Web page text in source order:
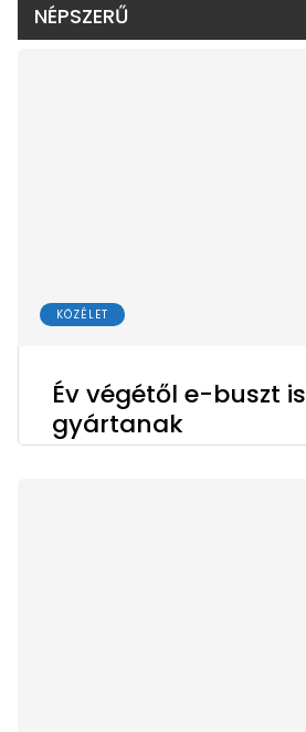
NÉPSZERŰ
KÖZÉLET
Év végétől e-buszt is
gyártanak